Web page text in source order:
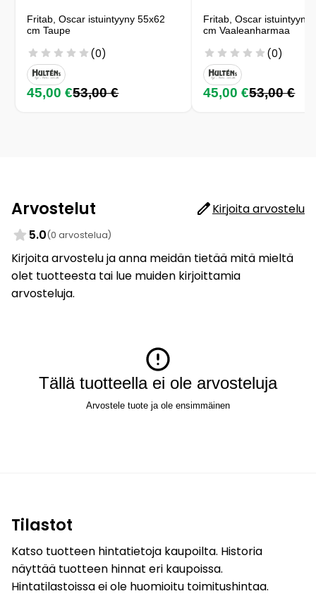
Fritab, Oscar istuintyyny 55x62
cm Taupe
(0)
45,00 €53,00 €
Fritab, Oscar istuintyyny
cm Vaaleanharmaa
(0)
45,00 €53,00 €
Arvostelut
Kirjoita arvostelu
5.0(0 arvostelua)
Kirjoita arvostelu ja anna meidän tietää mitä mieltä
olet tuotteesta tai lue muiden kirjoittamia
arvosteluja.
Tällä tuotteella ei ole arvosteluja
Arvostele tuote ja ole ensimmäinen
Tilastot
Katso tuotteen hintatietoja kaupoilta. Historia
näyttää tuotteen hinnat eri kaupoissa.
Hintatilastoissa ei ole huomioitu toimitushintaa.